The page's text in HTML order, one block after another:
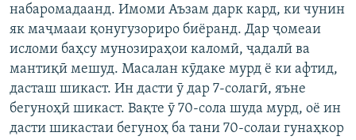
набаромадаанд. Имоми Аъзам дарк кард, ки чунин
як маҷмааи қонугузориро биёранд. Дар ҷомеаи
исломи баҳсу мунозираҳои каломӣ, ҷадалӣ ва
мантиқӣ мешуд. Масалан кӯдаке мурд ё ки афтид,
дасташ шикаст. Ин дасти ӯ дар 7-солагӣ, яъне
бегуноҳӣ шикаст. Вақте ӯ 70-сола шуда мурд, оё ин
дасти шикастаи бегуноҳ ба тани 70-солаи гунаҳкор